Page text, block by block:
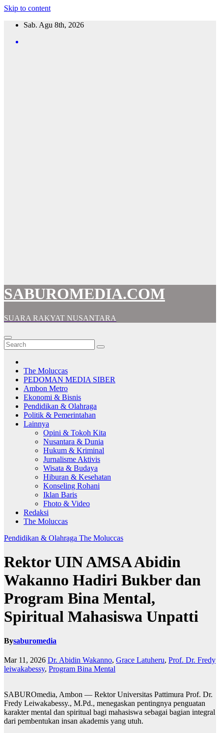
Skip to content
Sab. Agu 8th, 2026
SABUROMEDIA.COM
SUARA RAKYAT NUSANTARA
The Moluccas
PEDOMAN MEDIA SIBER
Ambon Metro
Ekonomi & Bisnis
Pendidikan & Olahraga
Politik & Pemerintahan
Lainnya
Opini & Tokoh Kita
Nusantara & Dunia
Hukum & Kriminal
Jurnalisme Aktivis
Wisata & Budaya
Hiburan & Kesehatan
Konseling Rohani
Iklan Baris
Fhoto & Video
Redaksi
The Moluccas
Pendidikan & Olahraga The Moluccas
Rektor UIN AMSA Abidin
Wakanno Hadiri Bukber dan
Program Bina Mental,
Spiritual Mahasiswa Unpatti
Bysaburomedia
Mar 11, 2026 Dr. Abidin Wakanno, Grace Latuheru, Prof. Dr. Fredy
leiwakabessy, Program Bina Mental
SABUROmedia, Ambon — Rektor Universitas Pattimura Prof. Dr.
Fredy Leiwakabessy., M.Pd., menegaskan pentingnya penguatan
karakter mental dan spiritual bagi mahasiswa sebagai bagian integral
dari pembentukan insan akademis yang utuh.